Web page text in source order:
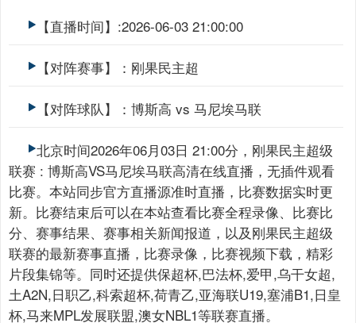
【直播时间】:2026-06-03 21:00:00
【对阵赛事】：刚果民主超
【对阵球队】：博斯高 vs 马尼埃马联
北京时间2026年06月03日 21:00分，刚果民主超级
联赛 : 博斯高VS马尼埃马联高清在线直播，无插件观看
比赛。本站同步官方直播源准时直播，比赛数据实时更
新。比赛结束后可以在本站查看比赛全程录像、比赛比
分、赛事结果、赛事相关新闻报道，以及刚果民主超级
联赛的最新赛事直播，比赛录像，比赛视频下载，精彩
片段集锦等。同时还提供保超杯,巴法杯,爱甲,乌干女超,
土A2N,日职乙,科索超杯,荷青乙,亚海联U19,塞浦B1,日皇
杯,马来MPL发展联盟,澳女NBL1等联赛直播。